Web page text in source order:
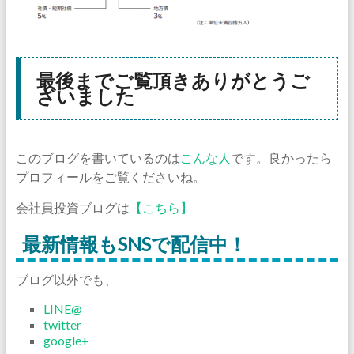
最後までご覧頂きありがとうご
ざいました
このブログを書いているのはこんな人 です。良かったら
プロフィールをご覧くださいね。
会社員投資ブログは 【こちら】
最新情報もSNSで配信中！
ブログ以外でも、
LINE@
twitter
google+